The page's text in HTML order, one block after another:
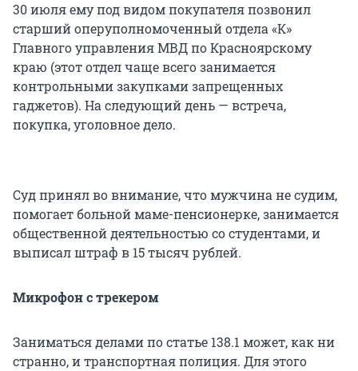
30 июля ему под видом покупателя позвонил
старший оперуполномоченный отдела «К»
Главного управления МВД по Красноярскому
краю (этот отдел чаще всего занимается
контрольными закупками запрещенных
гаджетов). На следующий день — встреча,
покупка, уголовное дело.
Суд принял во внимание, что мужчина не судим,
помогает больной маме-пенсионерке, занимается
общественной деятельностью со студентами, и
выписал штраф в 15 тысяч рублей.
Микрофон с трекером
Заниматься делами по статье 138.1 может, как ни
странно, и транспортная полиция. Для этого